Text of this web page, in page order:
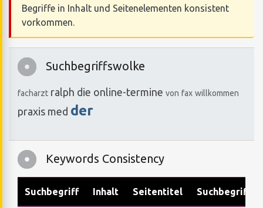
Begriffe in Inhalt und Seitenelementen konsistent
vorkommen.
Suchbegriffswolke
facharzt ralph die online-termine von fax willkommen
praxis med der
Keywords Consistency
Suchbegriff Inhalt Seitentitel Suchbegriffe